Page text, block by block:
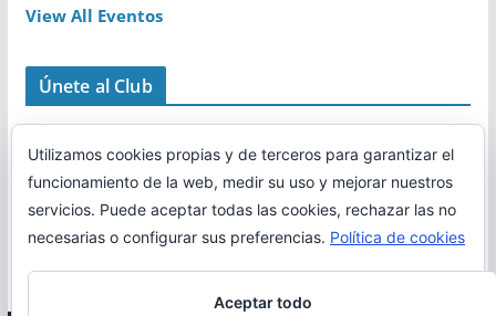
View All Eventos
Únete al Club
Utilizamos cookies propias y de terceros para garantizar el
funcionamiento de la web, medir su uso y mejorar nuestros
servicios. Puede aceptar todas las cookies, rechazar las no
necesarias o configurar sus preferencias. Política de cookies
Aceptar todo